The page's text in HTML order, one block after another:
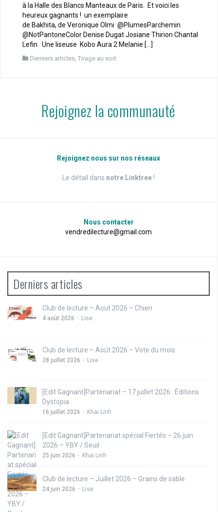
à la Halle des Blancs Manteaux de Paris. Et voici les
heureux gagnants ! un exemplaire
de Bakhita, de Veronique Olmi @PlumesParchemin
@NotPantoneColor Denise Dugat Josiane Thirion Chantal
Lefin Une liseuse Kobo Aura 2 Melanie […]
Derniers articles, Tirage au sort
Rejoignez la communauté
Rejoignez nous sur nos réseaux
Le détail dans notre Linktree !
Nous contacter
vendredilecture@gmail.com
Derniers articles
Club de lecture – Aout 2026 – Chien
4 août 2026 Lise
Club de lecture – Août 2026 – Vote du mois
28 juillet 2026 Lise
[Edit Gagnant]Partenariat – 17 juillet 2026 : Éditions
Dystopia
16 juillet 2026 Khai Linh
[Edit Gagnant]Partenariat spécial Fiertés – 26 juin
2026 – YBY / Seuil
25 juin 2026 Khai Linh
Club de lecture – Juillet 2026 – Grains de sable
24 juin 2026 Lise